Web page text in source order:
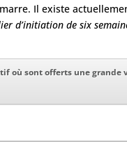
Il existe
d’initiation de six
sont offerts une grande